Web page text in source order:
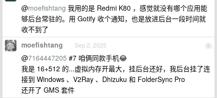
@moefishtang 我用的是 Redmi K80 ，感觉就没有哪个应用能
够后台常驻的。用 Gotify 收个通知，也是放进后台一段时间就
收不到了
8
moefishtang Sep 2, 2025
@7164447205 #7 咱俩同款手机😂
我是 16+512 的...虚拟内存开最大，挂后台还好，我后台挂了连
接到 Windows 、V2Ray 、Dhizuku 和 FolderSync Pro
还开了 GMS 套件